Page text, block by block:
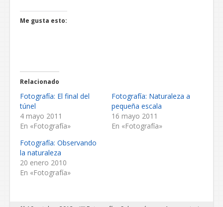
Me gusta esto:
Relacionado
Fotografía: El final del
túnel
4 mayo 2011
En «Fotografía»
Fotografía: Naturaleza a
pequeña escala
16 mayo 2011
En «Fotografía»
Fotografía: Observando
la naturaleza
20 enero 2010
En «Fotografía»